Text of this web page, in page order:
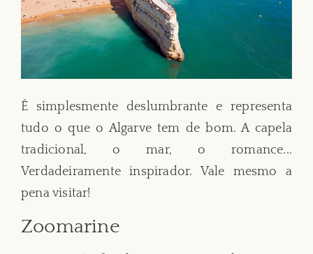
É simplesmente deslumbrante e representa
tudo o que o Algarve tem de bom. A capela
tradicional, o mar, o romance...
Verdadeiramente inspirador. Vale mesmo a
pena visitar!
Zoomarine